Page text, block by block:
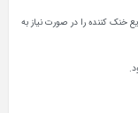
خنک کننده را در صورت نیاز به